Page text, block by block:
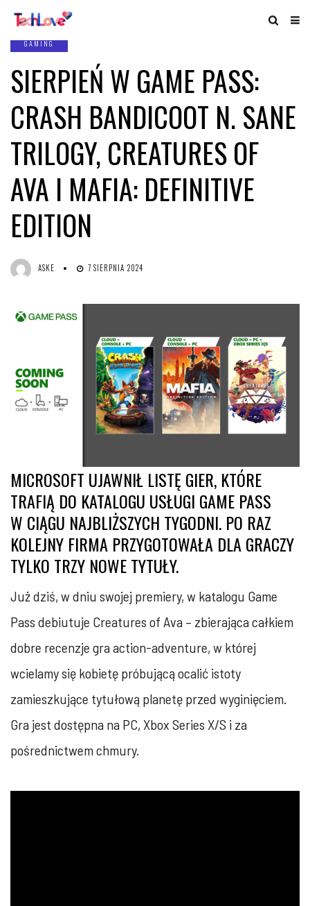
GAMING
SIERPIEŃ W GAME PASS:
CRASH BANDICOOT N. SANE
TRILOGY, CREATURES OF
AVA I MAFIA: DEFINITIVE
EDITION
ASKE 7 SIERPNIA 2024
MICROSOFT UJAWNIŁ LISTĘ GIER, KTÓRE
TRAFIĄ DO KATALOGU USŁUGI GAME PASS
W CIĄGU NAJBLIŻSZYCH TYGODNI. PO RAZ
KOLEJNY FIRMA PRZYGOTOWAŁA DLA GRACZY
TYLKO TRZY NOWE TYTUŁY.
Już dziś, w dniu swojej premiery, w katalogu Game
Pass debiutuje Creatures of Ava – zbierająca całkiem
dobre recenzje gra action-adventure, w której
wcielamy się kobietę próbującą ocalić istoty
zamieszkujące tytułową planetę przed wyginięciem.
Gra jest dostępna na PC, Xbox Series X/S i za
pośrednictwem chmury.